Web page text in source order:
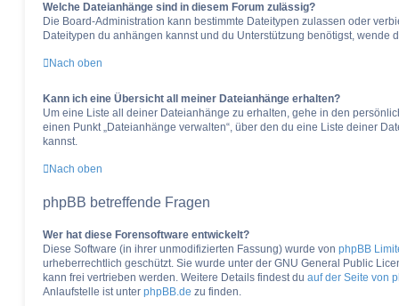
Welche Dateianhänge sind in diesem Forum zulässig?
Die Board-Administration kann bestimmte Dateitypen zulassen oder
Dateitypen du anhängen kannst und du Unterstützung benötigst, wende
Nach oben
Kann ich eine Übersicht all meiner Dateianhänge erhalten?
Um eine Liste all deiner Dateianhänge zu erhalten, gehe in den
einen Punkt „Dateianhänge verwalten“, über den du eine Liste deiner
kannst.
Nach oben
phpBB betreffende Fragen
Wer hat diese Forensoftware entwickelt?
Diese Software (in ihrer unmodifizierten Fassung) wurde von phpBB
urheberrechtlich geschützt. Sie wurde unter der GNU General Public
kann frei vertrieben werden. Weitere Details findest du auf der Seite von
Anlaufstelle ist unter phpBB.de zu finden.